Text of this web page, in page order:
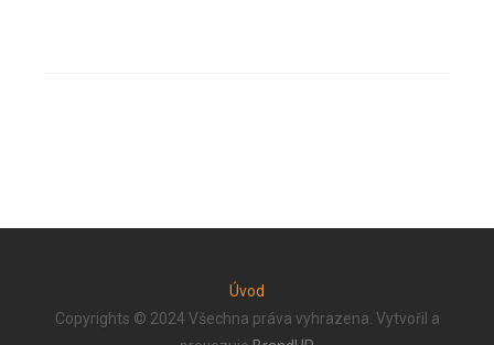
Úvod
Copyrights © 2024 Všechna práva vyhrazena. Vytvořil a